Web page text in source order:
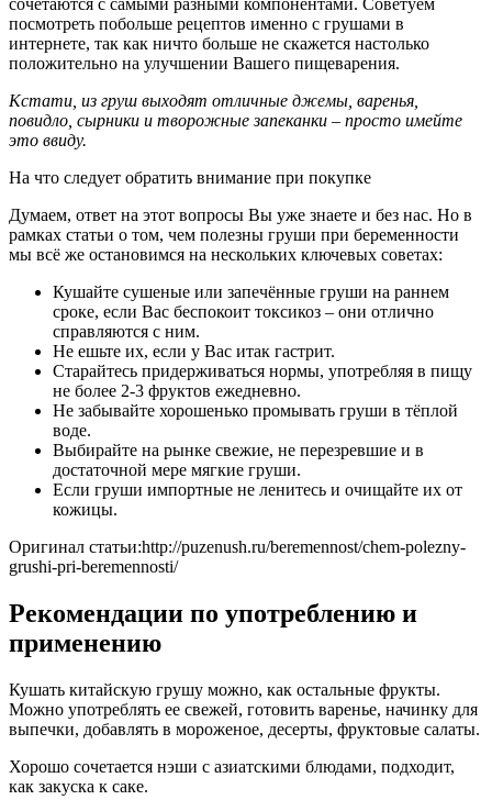
сочетаются с самыми разными компонентами. Советуем
посмотреть побольше рецептов именно с грушами в
интернете, так как ничто больше не скажется настолько
положительно на улучшении Вашего пищеварения.
Кстати, из груш выходят отличные джемы, варенья,
повидло, сырники и творожные запеканки – просто имейте
это ввиду.
На что следует обратить внимание при покупке
Думаем, ответ на этот вопросы Вы уже знаете и без нас. Но в
рамках статьи о том, чем полезны груши при беременности
мы всё же остановимся на нескольких ключевых советах:
Кушайте сушеные или запечённые груши на раннем
сроке, если Вас беспокоит токсикоз – они отлично
справляются с ним.
Не ешьте их, если у Вас итак гастрит.
Старайтесь придерживаться нормы, употребляя в пищу
не более 2-3 фруктов ежедневно.
Не забывайте хорошенько промывать груши в тёплой
воде.
Выбирайте на рынке свежие, не перезревшие и в
достаточной мере мягкие груши.
Если груши импортные не ленитесь и очищайте их от
кожицы.
Оригинал статьи:http://puzenush.ru/beremennost/chem-polezny-
grushi-pri-beremennosti/
Рекомендации по употреблению и
применению
Кушать китайскую грушу можно, как остальные фрукты.
Можно употреблять ее свежей, готовить варенье, начинку для
выпечки, добавлять в мороженое, десерты, фруктовые салаты.
Хорошо сочетается нэши с азиатскими блюдами, подходит,
как закуска к саке.